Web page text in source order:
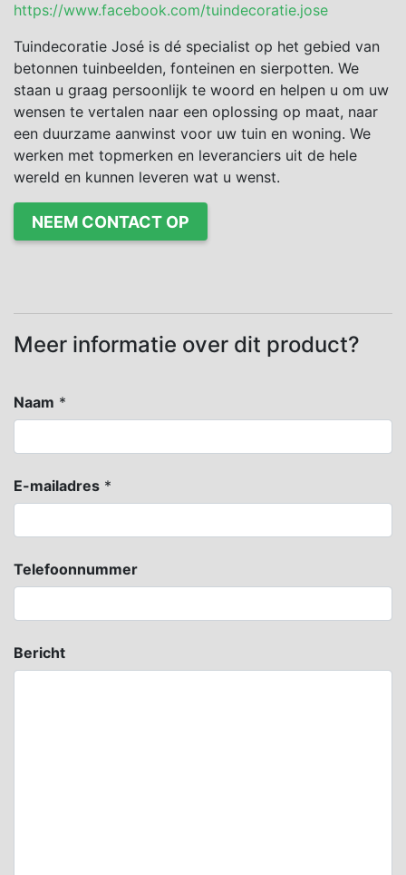
https://www.facebook.com/tuindecoratie.jose
Tuindecoratie José is dé specialist op het gebied van
betonnen tuinbeelden, fonteinen en sierpotten. We
staan u graag persoonlijk te woord en helpen u om uw
wensen te vertalen naar een oplossing op maat, naar
een duurzame aanwinst voor uw tuin en woning. We
werken met topmerken en leveranciers uit de hele
wereld en kunnen leveren wat u wenst.
NEEM CONTACT OP
Meer informatie over dit product?
Naam *
E-mailadres *
Telefoonnummer
Bericht